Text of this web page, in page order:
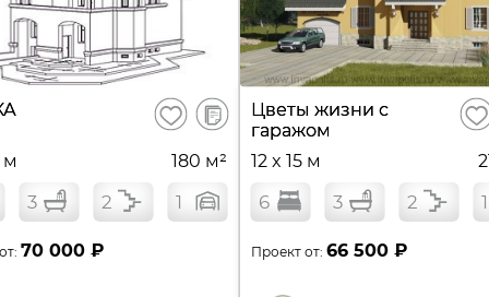
Сохранить
В
сравнение
м 180 м²
3 2 1
70 000 ₽
Цветы жизни с
гаражом
12 x 15 м
6 3 2 1
Проект от:66 500 ₽